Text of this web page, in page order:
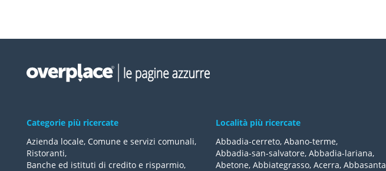
Categorie più ricercate
Azienda locale, Comune e servizi comunali,
Ristoranti,
Banche ed istituti di credito e risparmio,
Località più ricercate
Abbadia-cerreto, Abano-terme,
Abbadia-san-salvatore, Abbadia-lariana,
Abetone, Abbiategrasso, Acerra, Abbasanta